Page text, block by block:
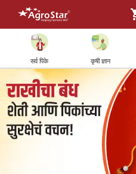
सर्व पिके कृषी ज्ञान